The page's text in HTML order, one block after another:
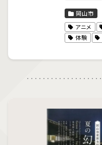
岡山市
アニメ
体験